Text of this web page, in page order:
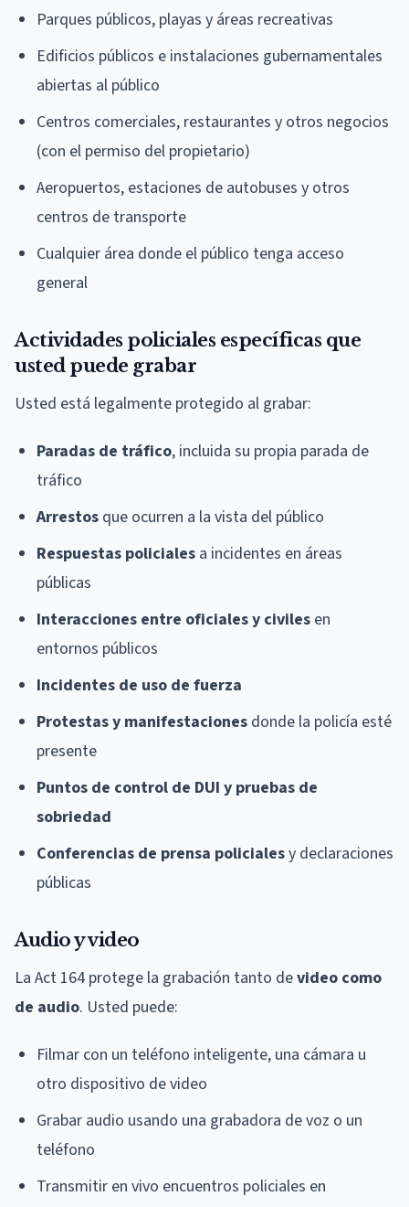
Parques públicos, playas y áreas recreativas
Edificios públicos e instalaciones gubernamentales
abiertas al público
Centros comerciales, restaurantes y otros negocios
(con el permiso del propietario)
Aeropuertos, estaciones de autobuses y otros
centros de transporte
Cualquier área donde el público tenga acceso
general
Actividades policiales específicas que
usted puede grabar
Usted está legalmente protegido al grabar:
Paradas de tráfico, incluida su propia parada de
tráfico
Arrestos que ocurren a la vista del público
Respuestas policiales a incidentes en áreas
públicas
Interacciones entre oficiales y civiles en
entornos públicos
Incidentes de uso de fuerza
Protestas y manifestaciones donde la policía esté
presente
Puntos de control de DUI y pruebas de
sobriedad
Conferencias de prensa policialesy declaraciones
públicas
Audio y video
La Act 164 protege la grabación tanto devideo como
de audio. Usted puede:
Filmar con un teléfono inteligente, una cámara u
otro dispositivo de video
Grabar audio usando una grabadora de voz o un
teléfono
Transmitir en vivo encuentros policiales en